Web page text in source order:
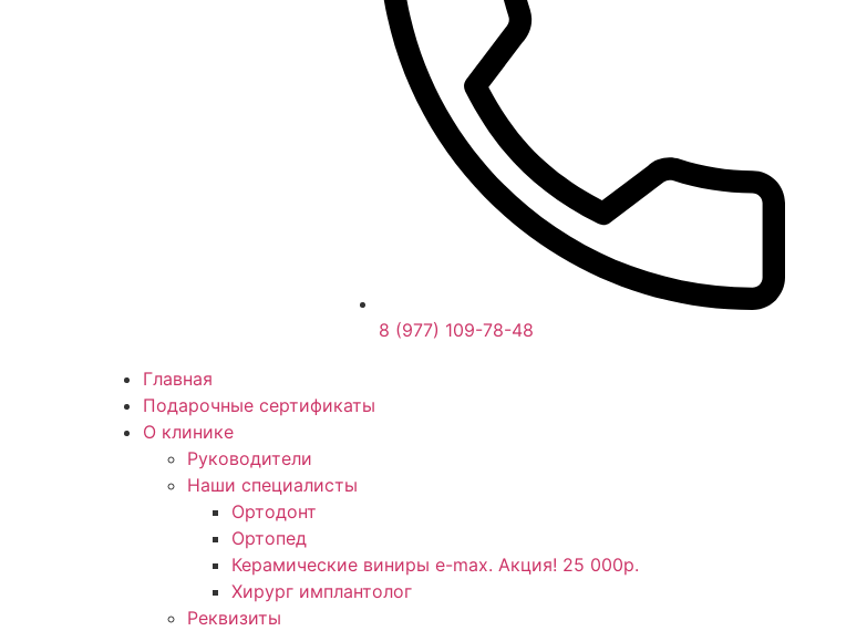
8 (977) 109-78-48
Главная
Подарочные сертификаты
О клинике
Руководители
Наши специалисты
Ортодонт
Ортопед
Керамические виниры e-max. Акция! 25 000р.
Хирург имплантолог
Реквизиты